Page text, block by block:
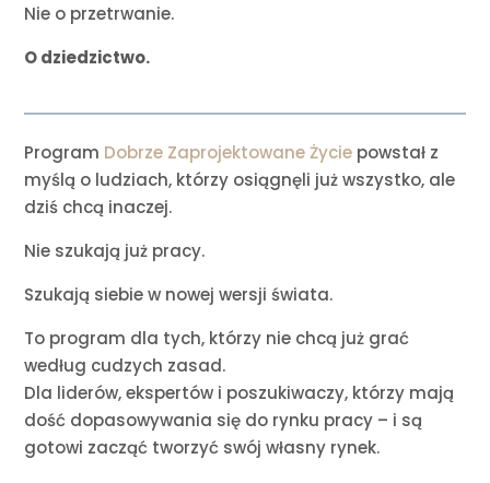
Nie o przetrwanie.
O dziedzictwo.
Program Dobrze Zaprojektowane Życie powstał z
myślą o ludziach, którzy osiągnęli już wszystko, ale
dziś chcą inaczej.
Nie szukają już pracy.
Szukają siebie w nowej wersji świata.
To program dla tych, którzy nie chcą już grać
według cudzych zasad.
Dla liderów, ekspertów i poszukiwaczy, którzy mają
dość dopasowywania się do rynku pracy – i są
gotowi zacząć tworzyć swój własny rynek.